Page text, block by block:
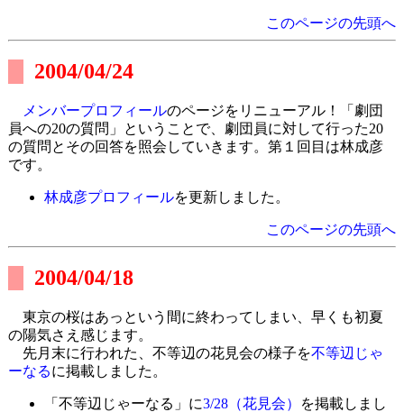
このページの先頭へ
2004/04/24
メンバープロフィールのページをリニューアル！「劇団
員への20の質問」ということで、劇団員に対して行った20
の質問とその回答を照会していきます。第１回目は林成彦
です。
林成彦プロフィールを更新しました。
このページの先頭へ
2004/04/18
東京の桜はあっという間に終わってしまい、早くも初夏
の陽気さえ感じます。
先月末に行われた、不等辺の花見会の様子を不等辺じゃ
ーなるに掲載しました。
「不等辺じゃーなる」に3/28（花見会）
を掲載しまし